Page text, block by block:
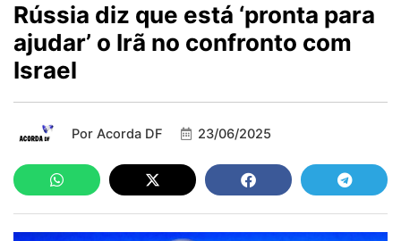
Rússia diz que está ‘pronta para
ajudar’ o Irã no confronto com
Israel
Por Acorda DF 23/06/2025